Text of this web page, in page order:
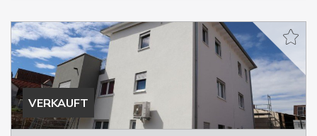
VERKAUFT